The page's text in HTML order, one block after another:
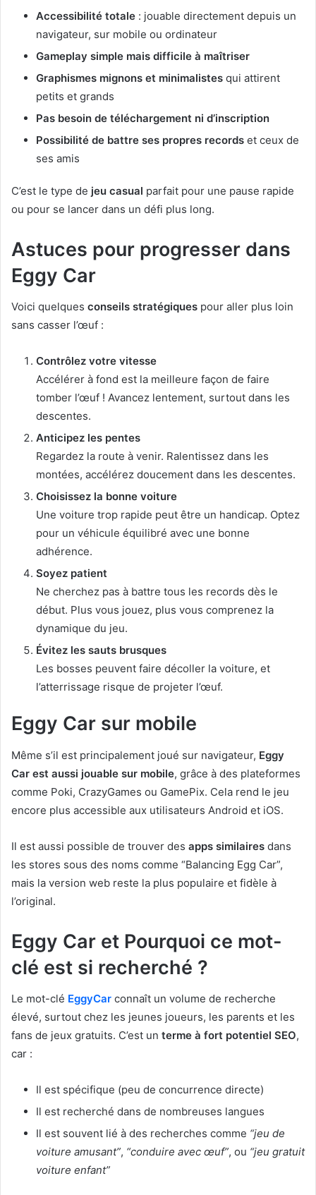
Accessibilité totale : jouable directement depuis un
navigateur, sur mobile ou ordinateur
Gameplay simple mais difficile à maîtriser
Graphismes mignons et minimalistes qui attirent
petits et grands
Pas besoin de téléchargement ni d’inscription
Possibilité de battre ses propres records et ceux de
ses amis
C’est le type de jeu casual parfait pour une pause rapide
ou pour se lancer dans un défi plus long.
Astuces pour progresser dans
Eggy Car
Voici quelques conseils stratégiques pour aller plus loin
sans casser l’œuf :
Contrôlez votre vitesse
Accélérer à fond est la meilleure façon de faire
tomber l’œuf ! Avancez lentement, surtout dans les
descentes.
Anticipez les pentes
Regardez la route à venir. Ralentissez dans les
montées, accélérez doucement dans les descentes.
Choisissez la bonne voiture
Une voiture trop rapide peut être un handicap. Optez
pour un véhicule équilibré avec une bonne
adhérence.
Soyez patient
Ne cherchez pas à battre tous les records dès le
début. Plus vous jouez, plus vous comprenez la
dynamique du jeu.
Évitez les sauts brusques
Les bosses peuvent faire décoller la voiture, et
l’atterrissage risque de projeter l’œuf.
Eggy Car sur mobile
Même s’il est principalement joué sur navigateur, Eggy
Car est aussi jouable sur mobile, grâce à des plateformes
comme Poki, CrazyGames ou GamePix. Cela rend le jeu
encore plus accessible aux utilisateurs Android et iOS.
Il est aussi possible de trouver des apps similaires dans
les stores sous des noms comme “Balancing Egg Car”,
mais la version web reste la plus populaire et fidèle à
l’original.
Eggy Car et Pourquoi ce mot-
clé est si recherché ?
Le mot-clé EggyCar connaît un volume de recherche
élevé, surtout chez les jeunes joueurs, les parents et les
fans de jeux gratuits. C’est un terme à fort potentiel SEO,
car :
Il est spécifique (peu de concurrence directe)
Il est recherché dans de nombreuses langues
Il est souvent lié à des recherches comme “jeu de
voiture amusant”, “conduire avec œuf”, ou “jeu gratuit
voiture enfant”